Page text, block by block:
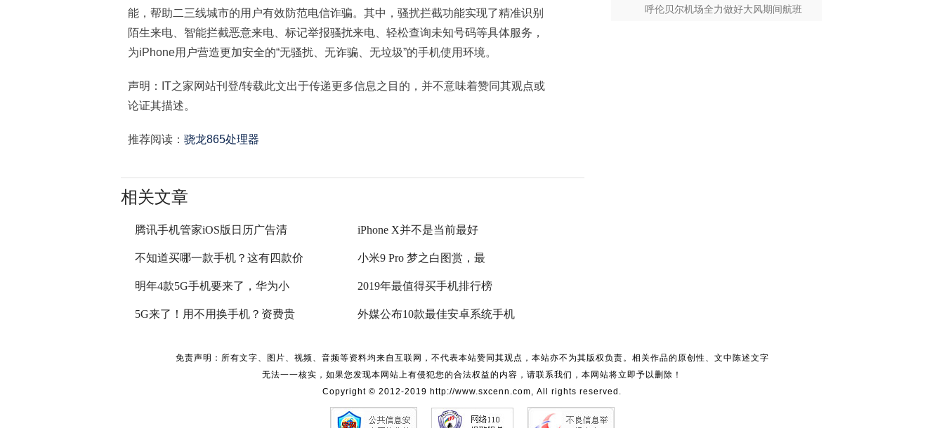
能，帮助二三线城市的用户有效防范电信诈骗。其中，骚扰拦截功能实现了精准识别
陌生来电、智能拦截恶意来电、标记举报骚扰来电、轻松查询未知号码等具体服务，
为iPhone用户营造更加安全的“无骚扰、无诈骗、无垃圾”的手机使用环境。
声明：IT之家网站刊登/转载此文出于传递更多信息之目的，并不意味着赞同其观点或
论证其描述。
推荐阅读： 骁龙865处理器
相关文章
腾讯手机管家iOS版日历广告清 iPhone X并不是当前最好
不知道买哪一款手机？这有四款价 小米9 Pro 梦之白图赏，最
明年4款5G手机要来了，华为小 2019年最值得买手机排行榜
5G来了！用不用换手机？资费贵 外媒公布10款最佳安卓系统手机
呼伦贝尔机场全力做好大风期间航班
免责声明：所有文字、图片、视频、音频等资料均来自互联网，不代表本站赞同其观点，本站亦不为其版权负责。相关作品的原创性、文中陈述文字
无法一一核实，如果您发现本网站上有侵犯您的合法权益的内容，请联系我们，本网站将立即予以删除！
Copyright © 2012-2019 http://www.sxcenn.com, All rights reserved.